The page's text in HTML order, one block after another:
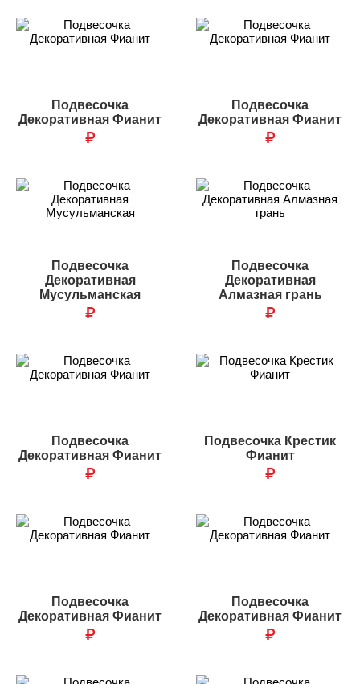
Подвесочка
Декоративная Фианит
₽
Подвесочка
Декоративная Фианит
₽
Подвесочка
Декоративная
Мусульманская
₽
Подвесочка
Декоративная
Алмазная грань
₽
Подвесочка
Декоративная Фианит
₽
Подвесочка Крестик
Фианит
₽
Подвесочка
Декоративная Фианит
₽
Подвесочка
Декоративная Фианит
₽